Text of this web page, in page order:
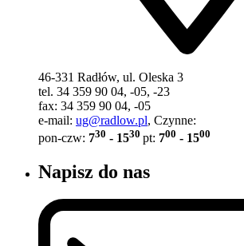
46-331 Radłów, ul. Oleska 3
tel. 34 359 90 04, -05, -23
fax: 34 359 90 04, -05
e-mail: ug@radlow.pl, Czynne:
pon-czw: 730 - 1530 pt: 700 - 1500
Napisz do nas